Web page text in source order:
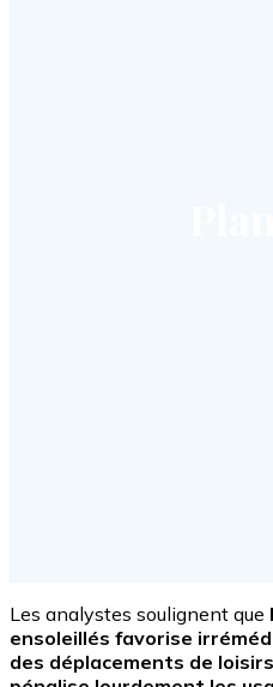
Les analystes soulignent que
ensoleillés favorise
des déplacements de